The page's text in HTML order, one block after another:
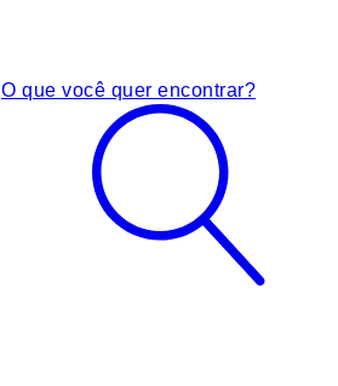
O que você quer encontrar?